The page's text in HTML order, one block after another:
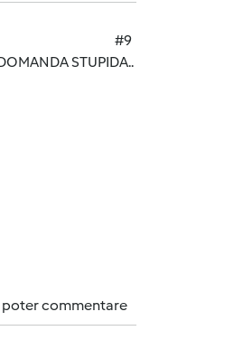
#9
STUPIDA..
poter commentare